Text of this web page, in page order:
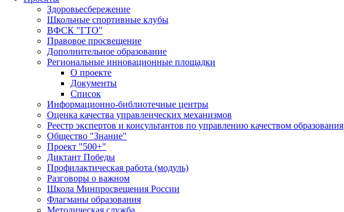
Здоровьесбережение
Школьные спортивные клубы
ВФСК "ГТО"
Правовое просвещение
Дополнительное образование
Региональные инновационные площадки
О проекте
Документы
Список
Информационно-библиотечные центры
Оценка качества управленческих механизмов
Реестр экспертов и консультантов по управлению качеством образования
Общество "Знание"
Проект "500+"
Диктант Победы
Профилактическая работа (модуль)
Разговоры о важном
Школа Минпросвещения России
Флагманы образования
Методическая служба